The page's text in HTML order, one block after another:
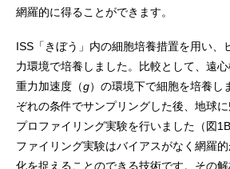
網羅的に得ることができます。
ISS「きぼう」内の細胞培養措置を用い、
力環境で培養しました。比較として、遠
重力加速度（g）の環境下で細胞を培養し
ぞれの条件でサンプリングした後、地球
プロファイリング実験を行いました（図
ファイリング実験はバイアスがなく網羅
化を捉えることのできる技術です。その